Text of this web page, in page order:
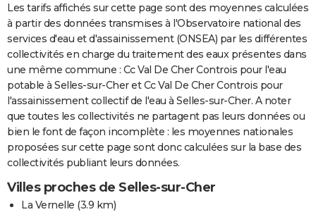
Les tarifs affichés sur cette page sont des moyennes calculées
à partir des données transmises à l'Observatoire national des
services d'eau et d'assainissement (ONSEA) par les différentes
collectivités en charge du traitement des eaux présentes dans
une même commune : Cc Val De Cher Controis pour l'eau
potable à Selles-sur-Cher et Cc Val De Cher Controis pour
l'assainissement collectif de l'eau à Selles-sur-Cher. A noter
que toutes les collectivités ne partagent pas leurs données ou
bien le font de façon incomplète : les moyennes nationales
proposées sur cette page sont donc calculées sur la base des
collectivités publiant leurs données.
Villes proches de Selles-sur-Cher
La Vernelle (3.9 km)